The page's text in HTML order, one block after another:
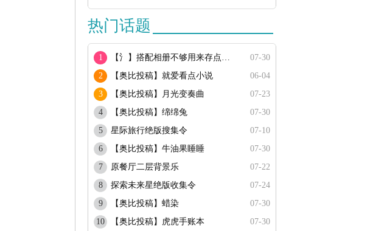
热门话题
1 【氵】搭配相册不够用来存点搭配
07-30
2
【奥比投稿】就爱看点小说
06-04
3
【奥比投稿】月光变奏曲
07-23
4
【奥比投稿】绵绵兔
07-30
5
星际旅行绝版搜集令
07-10
6
【奥比投稿】牛油果睡睡
07-30
7
原餐厅二层背景乐
07-22
8
探索未来星绝版收集令
07-24
9
【奥比投稿】蜡染
07-30
10
【奥比投稿】虎虎手账本 07-30